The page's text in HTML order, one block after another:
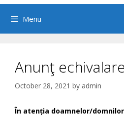
Menu
Anunţ echivalare
October 28, 2021 by admin
În atenția doamnelor/